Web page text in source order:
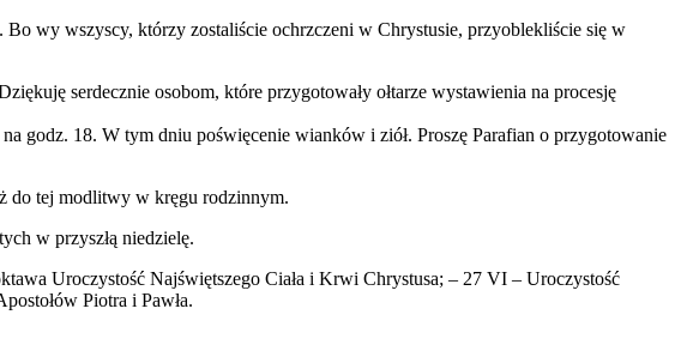
wy wszyscy, którzy zostaliście ochrzczeni w Chrystusie, przyoblekliście się w
serdecznie osobom, które przygotowały ołtarze wystawienia na procesję
godz. 18. W tym dniu poświęcenie wianków i ziół. Proszę Parafian o przygotowanie
do tej modlitwy w kręgu rodzinnym.
w przyszłą niedzielę.
Uroczystość Najświętszego Ciała i Krwi Chrystusa; – 27 VI – Uroczystość
Piotra i Pawła.